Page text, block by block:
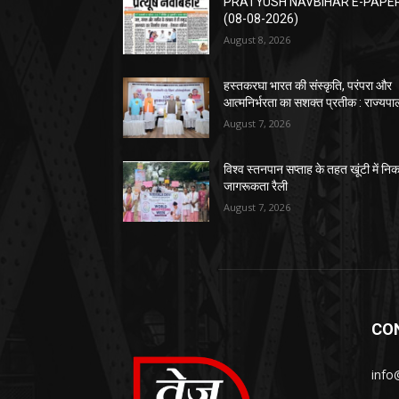
(08-08-2026)
August 8, 2026
हस्तकरघा भारत की संस्कृति, परंपरा और
आत्मनिर्भरता का सशक्त प्रतीक :
August 7, 2026
विश्व स्तनपान सप्ताह के तहत खूंटी में
जागरूकता रैली
August 7, 2026